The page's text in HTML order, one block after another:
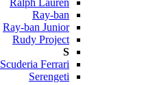
Ralph Lauren
Ray-ban
Ray-ban Junior
Rudy Project
S
Scuderia Ferrari
Serengeti